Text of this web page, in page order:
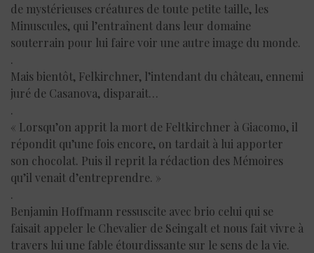
de mystérieuses créatures de toute petite taille, les
Minuscules, qui l’entraînent dans leur domaine
souterrain pour lui faire voir une autre image du monde.
.
Mais bientôt, Felkirchner, l’intendant du château, ennemi
juré de Casanova, disparait…
.
« Lorsqu’on apprit la mort de Feltkirchner à Giacomo, il
répondit qu’une fois encore, on tardait à lui apporter
son chocolat. Puis il reprit la rédaction des Mémoires
qu’il venait d’entreprendre. »
.
Benjamin Hoffmann ressuscite avec brio celui qui se
faisait appeler le Chevalier de Seingalt et nous fait vivre à
travers lui une fable étourdissante sur le sens de la vie.